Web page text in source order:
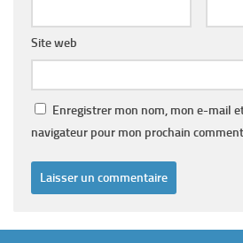
Site web
Enregistrer mon nom, mon e-mail
navigateur pour mon prochain